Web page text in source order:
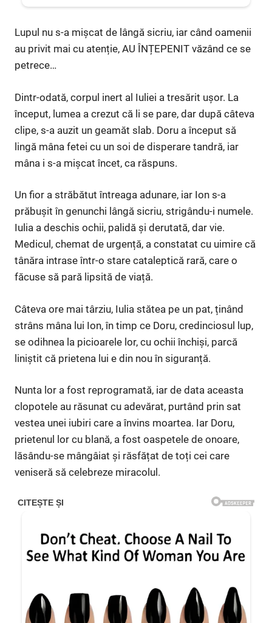
Lupul nu s-a mișcat de lângă sicriu, iar când oamenii
au privit mai cu atenție, AU ÎNȚEPENIT văzând ce se
petrece…
Dintr-odată, corpul inert al Iuliei a tresărit ușor. La
început, lumea a crezut că li se pare, dar după câteva
clipe, s-a auzit un geamăt slab. Doru a început să
lingă mâna fetei cu un soi de disperare tandră, iar
mâna i s-a mișcat încet, ca răspuns.
Un fior a străbătut întreaga adunare, iar Ion s-a
prăbușit în genunchi lângă sicriu, strigându-i numele.
Iulia a deschis ochii, palidă și derutată, dar vie.
Medicul, chemat de urgență, a constatat cu uimire că
tânăra intrase într-o stare cataleptică rară, care o
făcuse să pară lipsită de viață.
Câteva ore mai târziu, Iulia stătea pe un pat, ținând
strâns mâna lui Ion, în timp ce Doru, credinciosul lup,
se odihnea la picioarele lor, cu ochii închiși, parcă
liniștit că prietena lui e din nou în siguranță.
Nunta lor a fost reprogramată, iar de data aceasta
clopotele au răsunat cu adevărat, purtând prin sat
vestea unei iubiri care a învins moartea. Iar Doru,
prietenul lor cu blană, a fost oaspetele de onoare,
lăsându-se mângâiat și răsfățat de toți cei care
veniseră să celebreze miracolul.